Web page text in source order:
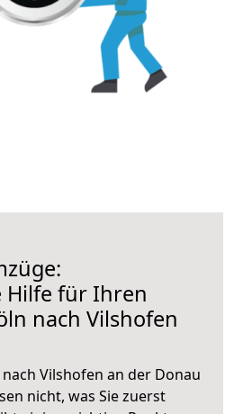
Hilfe für Ihren
nach Vilshofen
Vilshofen an der Donau
nicht, was Sie zuerst